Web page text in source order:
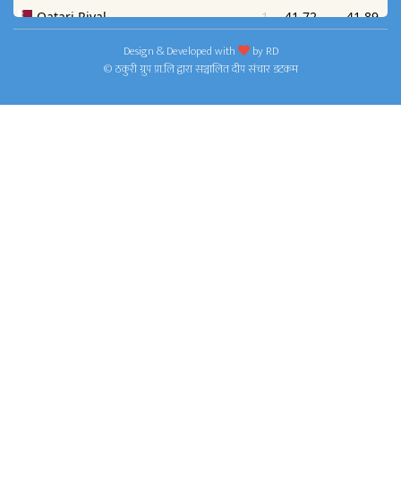
Design & Developed with byRD
© ठकुरी ग्रुप प्रा.लि द्वारा सञ्चालित दीप संचार डटकम